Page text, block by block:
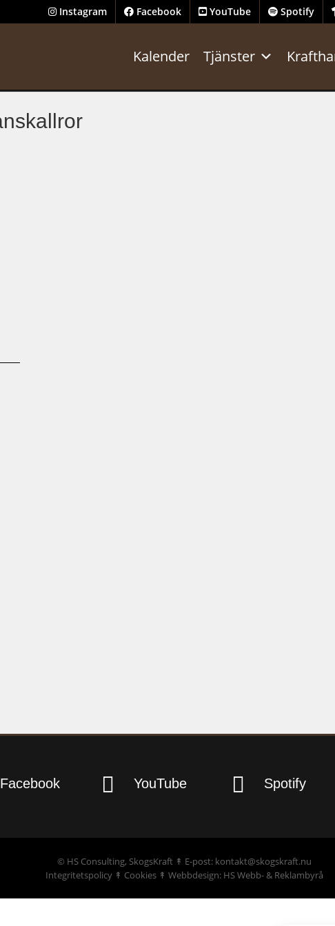
Instagram Facebook YouTube Spotify
Kalender Tjänster
Facebook  YouTube  Spotify
© HS Consulting, SkogsKraft↟ E-post: kontakt@skogskraft.nu
Integritetspolicy↟ Cookies↟ Webbdesign: HS Webb- & Reklambyrå